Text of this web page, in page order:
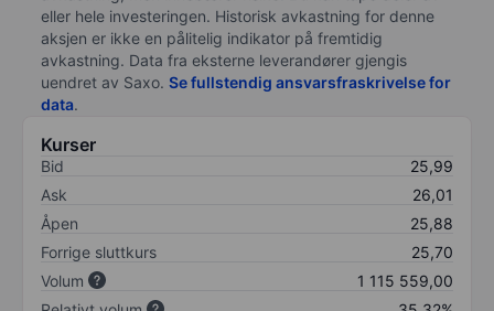
eller hele investeringen. Historisk avkastning for denne
aksjen er ikke en pålitelig indikator på fremtidig
avkastning. Data fra eksterne leverandører gjengis
uendret av Saxo. Se fullstendig ansvarsfraskrivelse for
data.
Kurser
Bid
25,99
Ask
26,01
Åpen
25,88
Forrige sluttkurs
25,70
Volum
1 115 559,00